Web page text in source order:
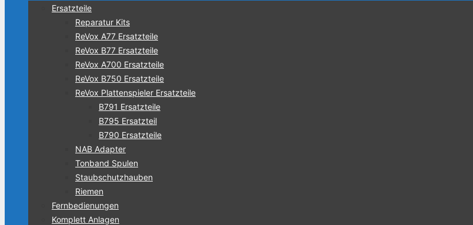
Ersatzteile
Reparatur Kits
ReVox A77 Ersatzteile
ReVox B77 Ersatzteile
ReVox A700 Ersatzteile
ReVox B750 Ersatzteile
ReVox Plattenspieler Ersatzteile
B791 Ersatzteile
B795 Ersatzteil
B790 Ersatzteile
NAB Adapter
Tonband Spulen
Staubschutzhauben
Riemen
Fernbedienungen
Komplett Anlagen